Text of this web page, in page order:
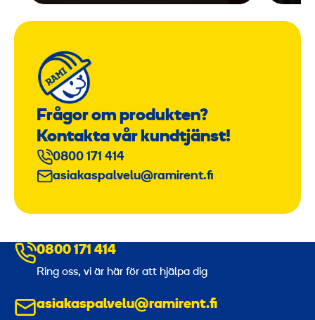
Frågor om produkten?
Kontakta vår kundtjänst!
0800 171 414
asiakaspalvelu@ramirent.fi
0800 171 414
Ring oss, vi är här för att hjälpa dig
asiakaspalvelu@ramirent.fi